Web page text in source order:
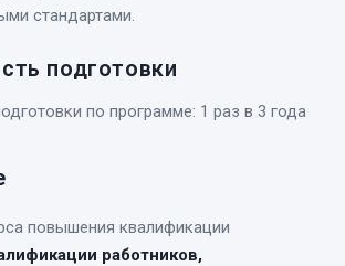
стандартами.
подготовки
по программе: 1 раз в 3 года
повышения квалификации
работников,